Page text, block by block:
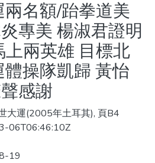
名額/跆拳道美
專美 楊淑君證明
上兩英雄 目標北
操隊凱歸 黃怡
感謝
大運(2005年土耳其), 頁B4
06T06:46:10Z
19